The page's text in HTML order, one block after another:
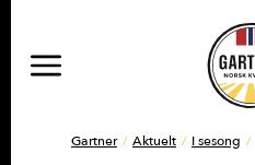
DU ER HER
Gartner Aktuelt I sesong